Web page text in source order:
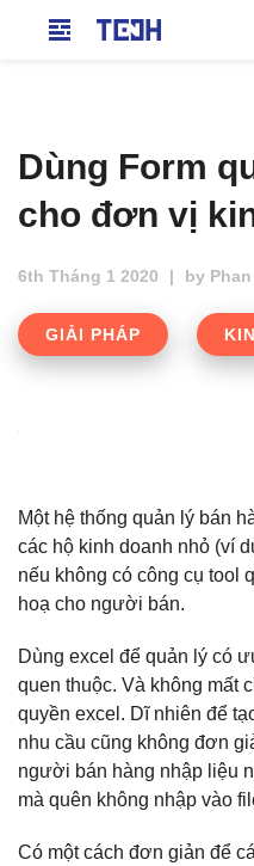
Dùng Form
cho đơn vị
6th Tháng 1 2020 | by
GIẢI PHÁP
Một hệ thống quản lý bán
các hộ kinh doanh nhỏ (ví
nếu không có công cụ tool
hoạ cho người bán.
Dùng excel để quản lý có
quen thuộc. Và không mất
quyền excel. Dĩ nhiên để
nhu cầu cũng không đơn
người bán hàng nhập liệu
mà quên không nhập vào
Có một cách đơn giản để